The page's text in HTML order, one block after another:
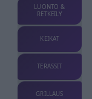
LUONTO &
RETKEILY
KEIKAT
TERASSIT
GRILLAUS